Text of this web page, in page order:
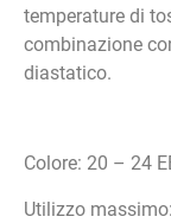
temperature di
combinazione
diastatico.
Colore: 20 – 24
Utilizzo